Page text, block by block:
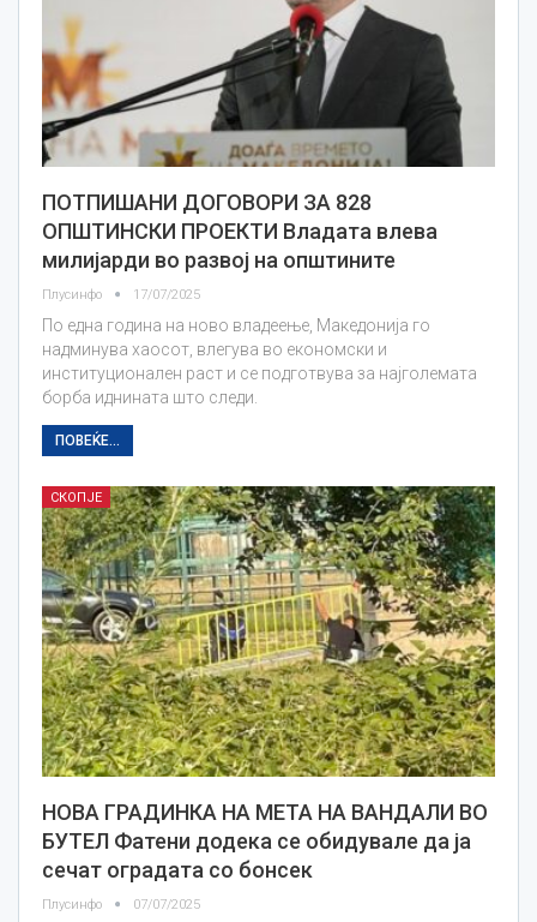
ПОТПИШАНИ ДОГОВОРИ ЗА 828
ОПШТИНСКИ ПРОЕКТИ Владата влева
милијарди во развој на општините
Плусинфо 17/07/2025
По една година на ново владеење, Македонија го
надминува хаосот, влегува во економски и
институционален раст и се подготвува за најголемата
борба иднината што следи.
ПОВЕЌЕ...
СКОПЈЕ
НОВА ГРАДИНКА НА МЕТА НА ВАНДАЛИ ВО
БУТЕЛ Фатени додека се обидувале да ја
сечат оградата со бонсек
Плусинфо 07/07/2025